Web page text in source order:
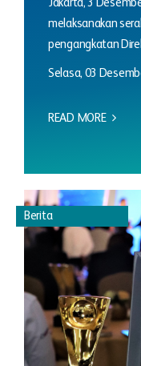
Jakarta, 3
melaksanakan
pengangkatan
Selasa, 03
READ MORE
Berita